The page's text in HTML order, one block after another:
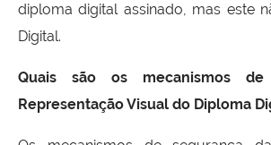
diploma digital assinado, mas este
Digital.
Quais são os mecanismos de
Representação Visual do Diploma